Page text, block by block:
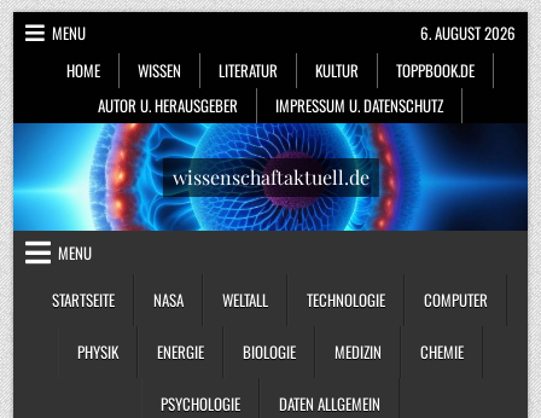
Skip
to
content
MENU
HOME
WISSEN LITERATUR KULTUR
TOPPBOOK.DE
AUTOR U. HERAUSGEBER
IMPRESSUM U. DATENSCHUTZ
6. AUGUST 2026
wissenschaftaktuell.de
MENU
STARTSEITE
NASA WELTALL TECHNOLOGIE COMPUTER
PHYSIK ENERGIE BIOLOGIE MEDIZIN CHEMIE
PSYCHOLOGIE DATEN ALLGEMEIN